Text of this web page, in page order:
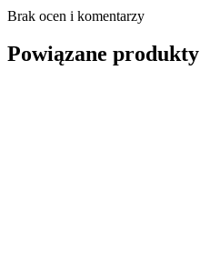
Brak ocen i komentarzy
Powiązane produkty